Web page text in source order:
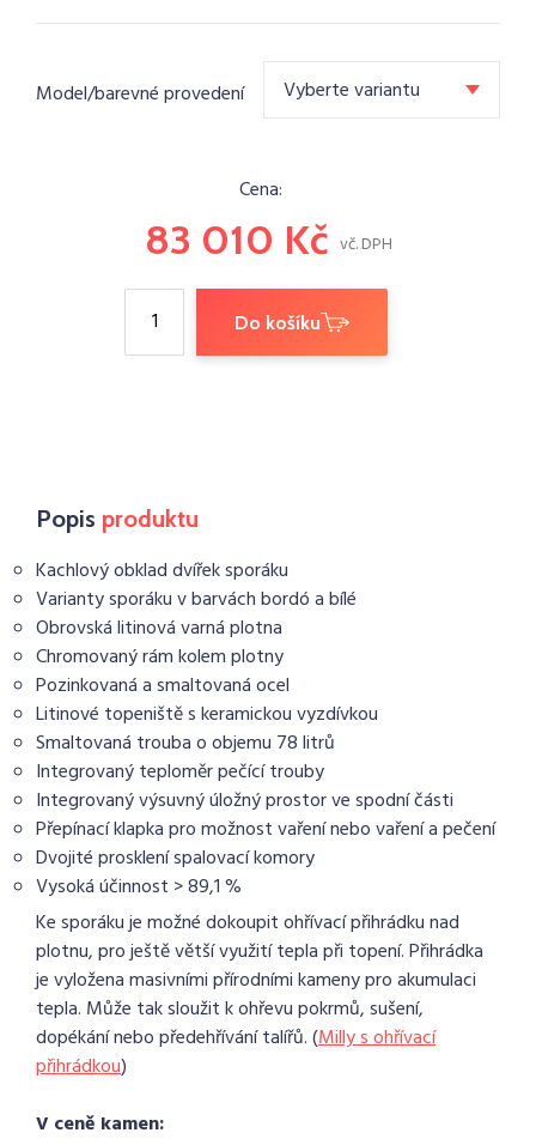
Model/barevné provedení Vyberte variantu
Cena:
83 010 Kč vč. DPH
Do košíku
Popis produktu
Kachlový obklad dvířek sporáku
Varianty sporáku v barvách bordó a bílé
Obrovská litinová varná plotna
Chromovaný rám kolem plotny
Pozinkovaná a smaltovaná ocel
Litinové topeniště s keramickou vyzdívkou
Smaltovaná trouba o objemu 78 litrů
Integrovaný teploměr pečící trouby
Integrovaný výsuvný úložný prostor ve spodní části
Přepínací klapka pro možnost vaření nebo vaření a pečení
Dvojité prosklení spalovací komory
Vysoká účinnost > 89,1 %
Ke sporáku je možné dokoupit ohřívací přihrádku nad
plotnu, pro ještě větší využití tepla při topení. Přihrádka
je vyložena masivními přírodními kameny pro akumulaci
tepla. Může tak sloužit k ohřevu pokrmů, sušení,
dopékání nebo předehřívání talířů. (Milly s ohřívací
přihrádkou)
V ceně kamen: